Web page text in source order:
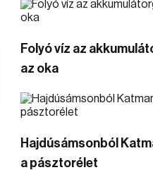
Folyó víz az
az oka
Hajdúsámsonból
a pásztorélet